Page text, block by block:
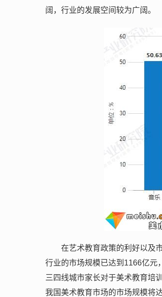
阔，行业的发展空间较为广阔。
在艺术教育政策的利好以及
行业的市场规模已达到1166亿元
三四线城市家长对于美术教育培
我国美术教育市场的市场规模将